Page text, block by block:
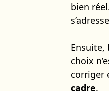
bien
Ensuite,
choix
corriger
cadre.